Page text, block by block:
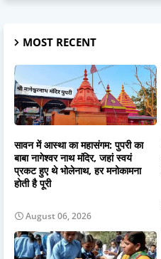
MOST RECENT
सावन में आस्था का महासंगम: पुपरी का
बाबा नागेश्वर नाथ मंदिर, जहां स्वयं
प्रकट हुए थे भोलेनाथ, हर मनोकामना
होती है पूरी
August 06, 2026